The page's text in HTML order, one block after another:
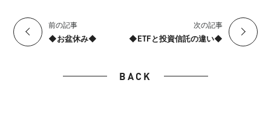
前の記事
◆お盆休み◆
次の記事
◆ETFと投資信託の違い◆
BACK